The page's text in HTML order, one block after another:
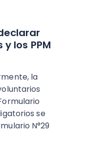
los PPM
la
se
N°29